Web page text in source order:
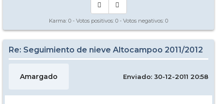
Karma: 0 - Votos positivos: 0 - Votos negativos: 0
Re: Seguimiento de nieve Altocampoo 2011/2012
Amargado Enviado: 30-12-2011 20:58